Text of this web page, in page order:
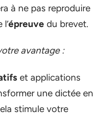
à ne pas reproduire
épreuve du brevet.
avantage :
et applications
une dictée en
stimule votre